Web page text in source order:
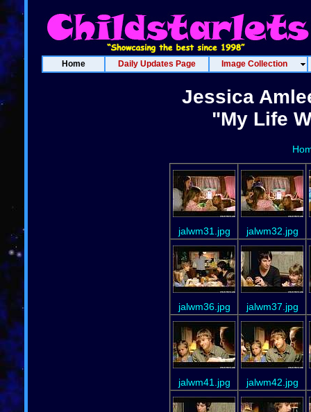
Home Daily Updates Page Image Collection
Jessica
"My Life
jalwm31.jpg jalwm32.jpg
jalwm36.jpg jalwm37.jpg
jalwm41.jpg jalwm42.jpg